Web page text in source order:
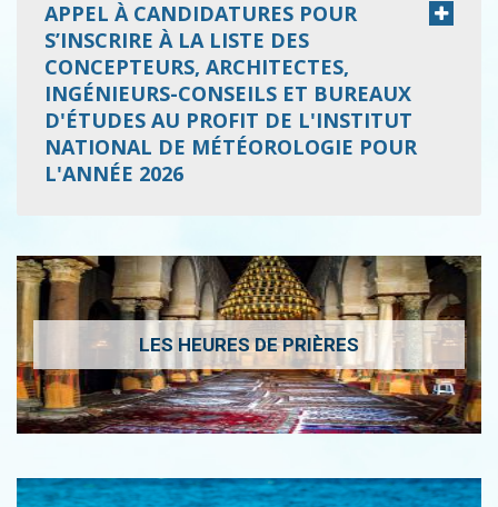
APPEL À CANDIDATURES POUR
S’INSCRIRE À LA LISTE DES
CONCEPTEURS, ARCHITECTES,
INGÉNIEURS-CONSEILS ET BUREAUX
D'ÉTUDES AU PROFIT DE L'INSTITUT
NATIONAL DE MÉTÉOROLOGIE POUR
L'ANNÉE 2026
LES HEURES DE PRIÈRES